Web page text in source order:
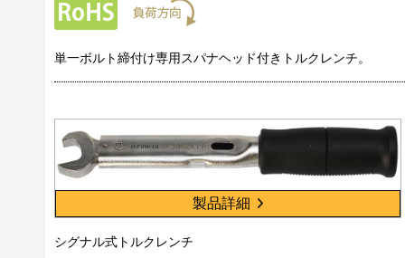
単一ボルト締付け専用スパナヘッド付きトルクレンチ。
製品詳細
シグナル式トルクレンチ